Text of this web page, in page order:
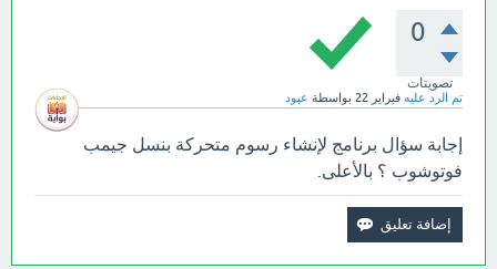
0
تصويتات
تم الرد عليه فبراير 22 بواسطة عبود
إجابة سؤال برنامج لإنشاء رسوم متحركة بنسل جيمب
فوتوشوب ؟ بالأعلى.